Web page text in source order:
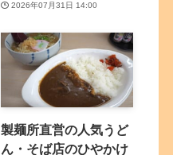
2026年07月31日 14:00
製麺所直営の人気うど
ん・そば店のひやかけ